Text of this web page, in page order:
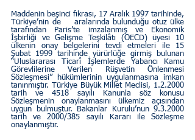
Maddenin beşinci fıkrası, 17 Aralık 1997 tarihinde,
Türkiye’nin de    aralarında bulunduğu otuz ülke
tarafından Paris’te imzalanmış ve Ekonomik
İşbirliği ve Gelişme Teşkilâtı (OECD) üyesi 10
ülkenin onay belgelerini tevdi etmeleri ile 15
Şubat 1999 tarihinde yürürlüğe girmiş bulunan
“Uluslararası Ticarî İşlemlerde Yabancı Kamu
Görevlilerine Verilen Rüşvetin Önlenmesi
Sözleşmesi” hükümlerinin uygulanmasına imkan
tanınmıştır. Türkiye Büyük Millet Meclisi, 1.2.2000
tarih ve 4518 sayılı Kanunla söz konusu
Sözleşmenin onaylanmasını ülkemiz açısından
uygun bulmuştur. Bakanlar Kurulu’nun 9.3.2000
tarih ve 2000/385 sayılı Kararı ile Sözleşme
onaylanmıştır.